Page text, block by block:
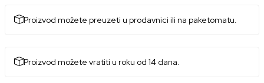
Proizvod možete preuzeti u prodavnici ili na paketomatu.
Proizvod možete vratiti u roku od 14 dana.